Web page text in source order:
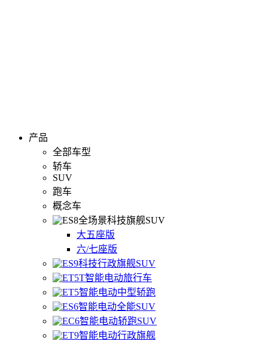
产品
全部车型
轿车
SUV
跑车
概念车
全场景科技旗舰SUV
大五座版
六/七座版
科技行政旗舰SUV
智能电动旅行车
智能电动中型轿跑
智能电动全能SUV
智能电动轿跑SUV
智能电动行政旗舰